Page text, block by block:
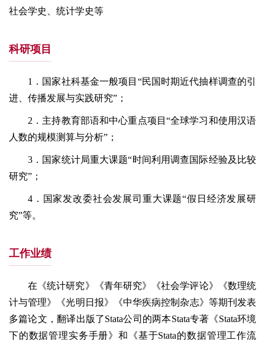
社会学史、统计学史等
科研项目
1．国家社科基金一般项目“民国时期近代抽样调查的引
进、传播发展与实践研究”；
2．主持教育部语和中心重点项目“全球学习和使用汉语
人数的规模测算与分析”；
3．国家统计局重大课题“时间利用调查国际经验及比较
研究”；
4．国家发改委社会发展司重大课题“假日经济发展研
究”等。
工作业绩
在《统计研究》《青年研究》《社会学评论》《数理统
计与管理》《光明日报》《中华疾病控制杂志》等期刊发表
多篇论文，翻译出版了Stata公司的两本Stata专著《Stata环境
下的数据管理实务手册》和《基于Stata的数据管理工作流